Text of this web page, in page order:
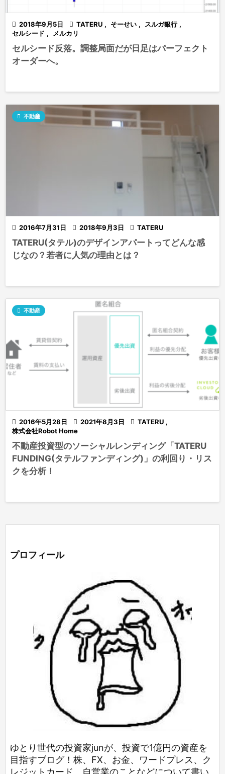
 2018年9月5日  TATERU , そーせい , スルガ銀行 ,
セルシード , メルカリ
セルシード反落。調整局面だが日足はパーフェクト
オーダーへ。
 2016年7月31日  2018年9月3日
 不動産
 TATERU
TATERU(タテル)のデザインアパートってどんな感
じなの？若者に人気の理由とは？
 2016年5月28日  2021年8月3日
 不動産
 TATERU ,
株式会社Robot Home
不動産投資型のソーシャルレンディング「TATERU
FUNDING(タテルファンディング)」の利回り・リス
クを分析！
プロフィール
ゆとり世代の投資家junが、投資で1億円の資産を
目指すブログ！株、FX、お金、ワードプレス、ク
レジットカード、自営業のことなどについて書い